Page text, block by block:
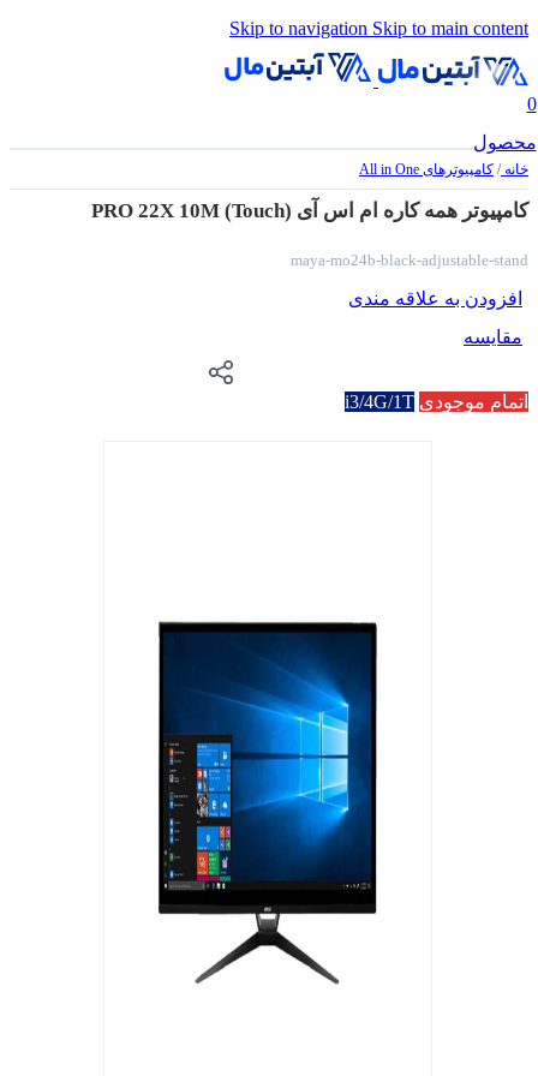
Skip to navigation Skip to main content
0
محصول
خانه/ کامپیوترهای All in One
کامپیوتر همه کاره ام اس آی PRO 22X 10M (Touch)
maya-mo24b-black-adjustable-stand
افزودن به علاقه مندی
مقایسه
اتمام موجودی i3/4G/1T